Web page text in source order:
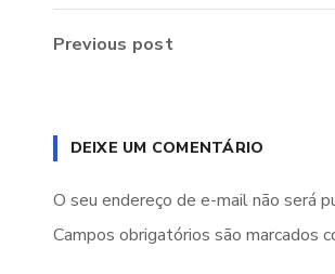
Previous post
DEIXE UM COMENTÁRIO
O seu endereço de e-mail não será
Campos obrigatórios são marcados